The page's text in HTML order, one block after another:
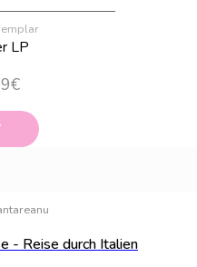
LP
€
- Reise durch Italien